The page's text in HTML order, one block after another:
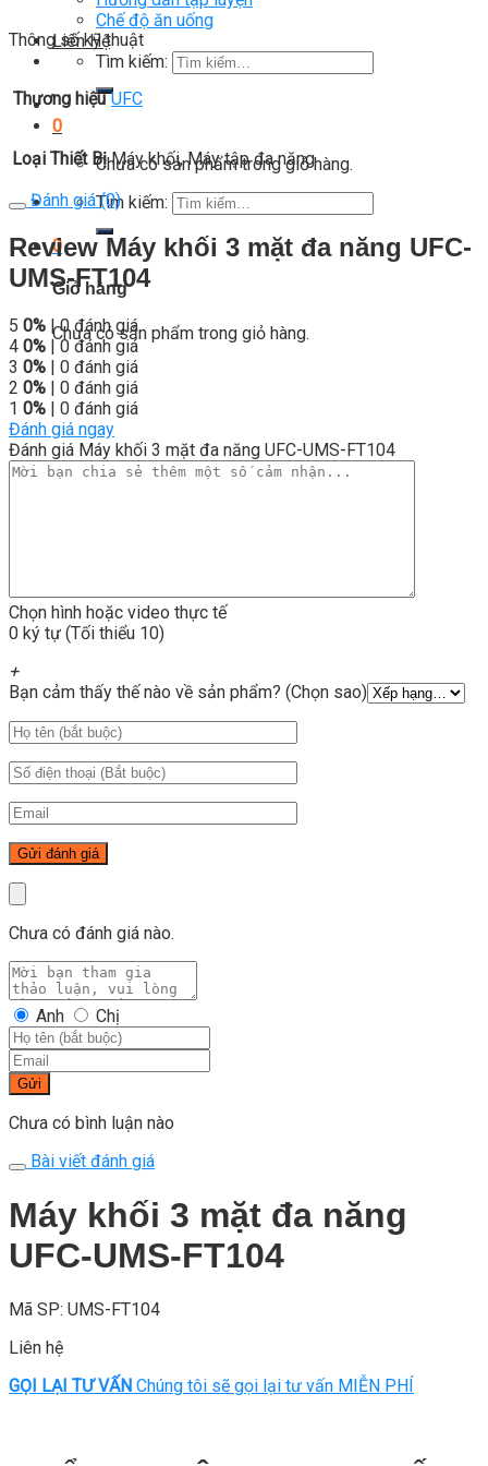
Chế độ ăn uống
Liên Hệ
Tìm kiếm:
0
Chưa có sản phẩm trong giỏ hàng.
Tìm kiếm:
0
Giỏ hàng
Chưa có sản phẩm trong giỏ hàng.
Thông số kỹ thuật
Thương hiệu UFC
Loại Thiết Bị Máy khối, Máy tập đa năng
Đánh giá (0)
Review Máy khối 3 mặt đa năng UFC-
UMS-FT104
5 0% | 0 đánh giá
4 0% | 0 đánh giá
3 0% | 0 đánh giá
2 0% | 0 đánh giá
1 0% | 0 đánh giá
Đánh giá ngay
Đánh giá Máy khối 3 mặt đa năng UFC-UMS-FT104
Chọn hình hoặc video thực tế
0 ký tự (Tối thiểu 10)
+
Bạn cảm thấy thế nào về sản phẩm? (Chọn sao)
Chưa có đánh giá nào.
Anh Chị
Gửi
Chưa có bình luận nào
Bài viết đánh giá
Máy khối 3 mặt đa năng
UFC-UMS-FT104
Mã SP: UMS-FT104
Liên hệ
GỌI LẠI TƯ VẤN Chúng tôi sẽ gọi lại tư vấn MIỄN PHÍ